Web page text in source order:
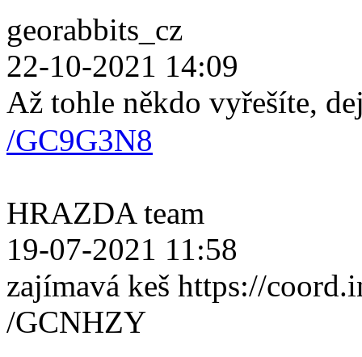
georabbits_cz
22-10-2021 14:09
Až tohle někdo vyřešíte,
/GC9G3N8
HRAZDA team
19-07-2021 11:58
zajímavá keš https://
/GCNHZY